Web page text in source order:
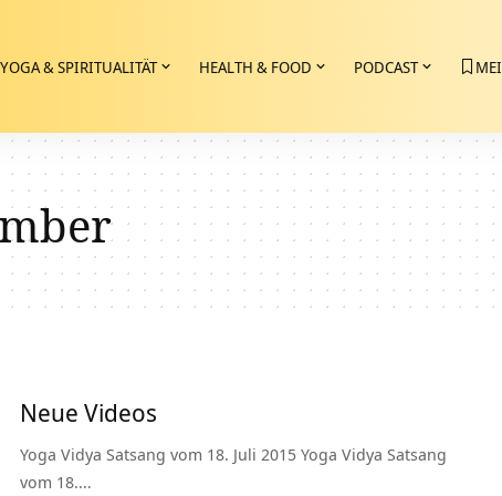
YOGA & SPIRITUALITÄT HEALTH & FOOD PODCAST
Neue Videos
Yoga Vidya Satsang vom 18. Juli 2015 Yoga Vidya Satsang
vom 18.…